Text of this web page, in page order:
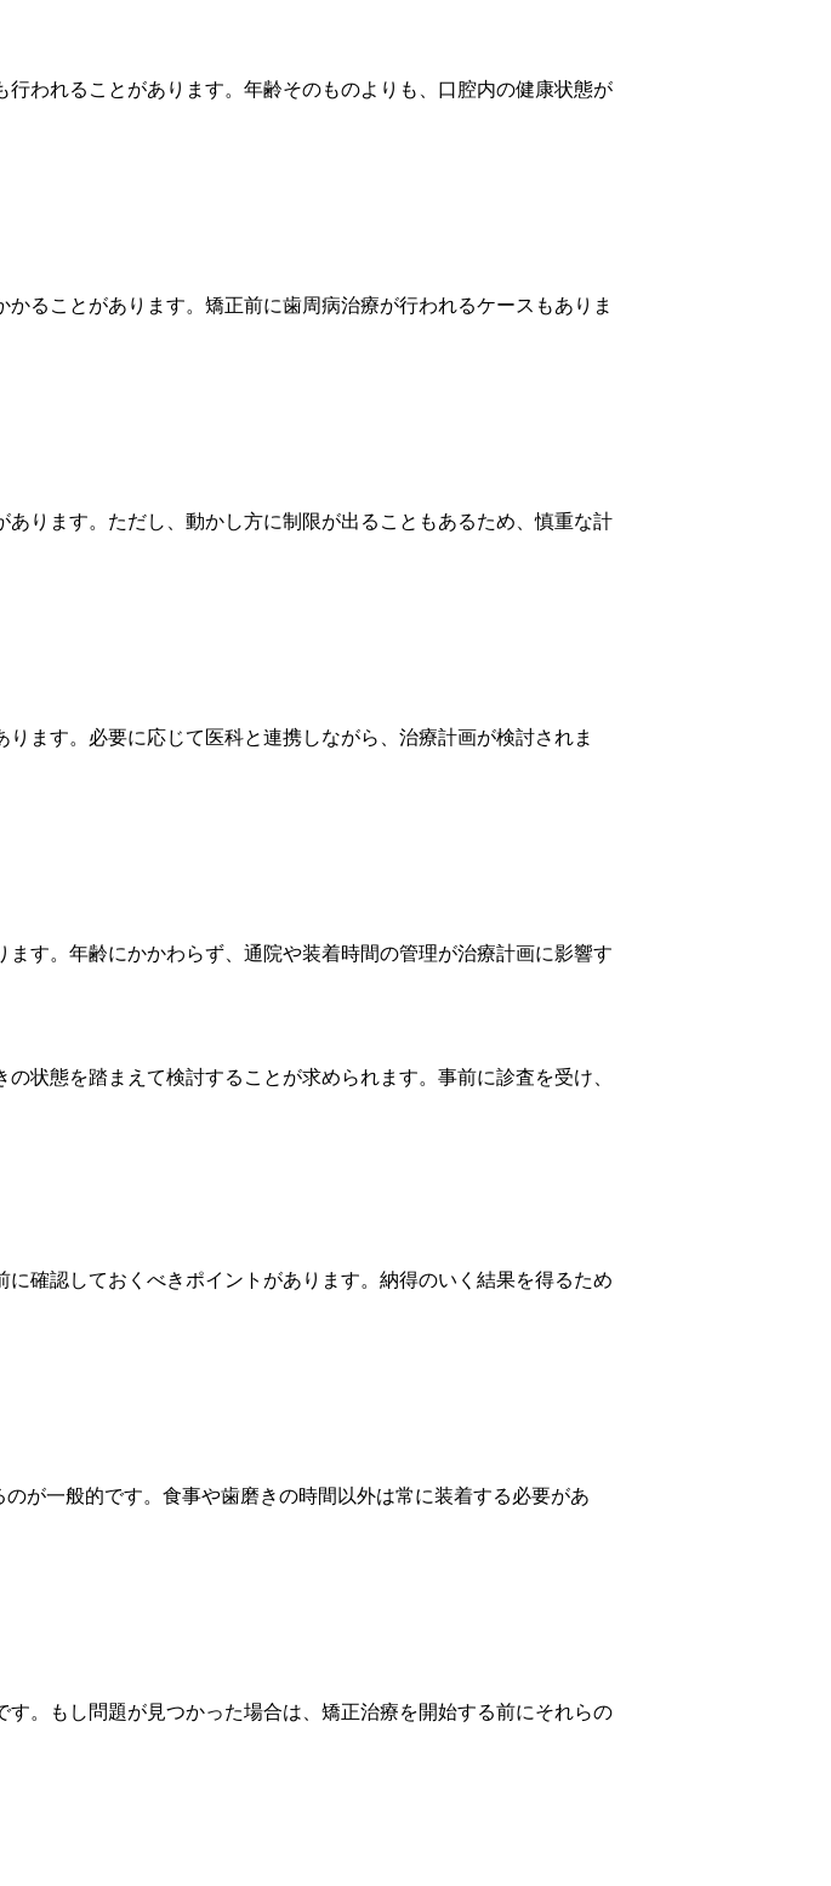
われることがあります。年齢そのものよりも、口腔内の健康状態が
ることがあります。矯正前に歯周病治療が行われるケースもありま
ります。ただし、動かし方に制限が出ることもあるため、慎重な計
ます。必要に応じて医科と連携しながら、治療計画が検討されま
す。年齢にかかわらず、通院や装着時間の管理が治療計画に影響す
状態を踏まえて検討することが求められます。事前に診査を受け、
確認しておくべきポイントがあります。納得のいく結果を得るため
が一般的です。食事や歯磨きの時間以外は常に装着する必要があ
。もし問題が見つかった場合は、矯正治療を開始する前にそれらの